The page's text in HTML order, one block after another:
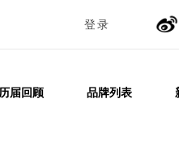
登录
历届回顾 品牌列表